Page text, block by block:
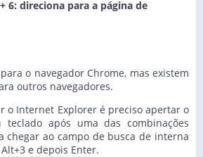
6: direciona para a página de
o navegador Chrome, mas existem
outros navegadores.
o Internet Explorer é preciso apertar o
após uma das combinações
chegar ao campo de busca de interna
e depois Enter.